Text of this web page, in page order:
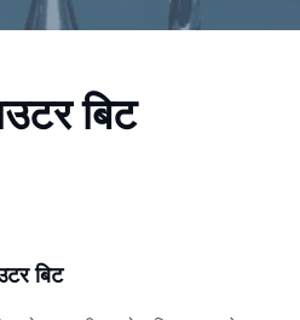
बिट
बिट